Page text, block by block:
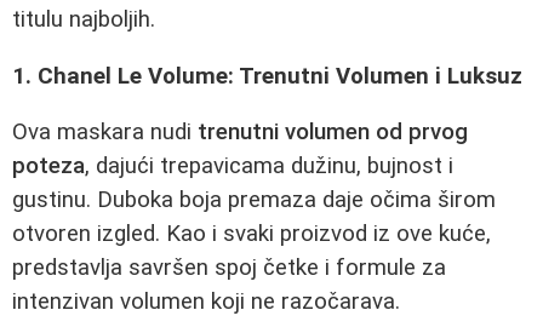
titulu najboljih.
1. Chanel Le Volume: Trenutni Volumen i Luksuz
Ova maskara nudi trenutni volumen od prvog
poteza, dajući trepavicama dužinu, bujnost i
gustinu. Duboka boja premaza daje očima širom
otvoren izgled. Kao i svaki proizvod iz ove kuće,
predstavlja savršen spoj četke i formule za
intenzivan volumen koji ne razočarava.